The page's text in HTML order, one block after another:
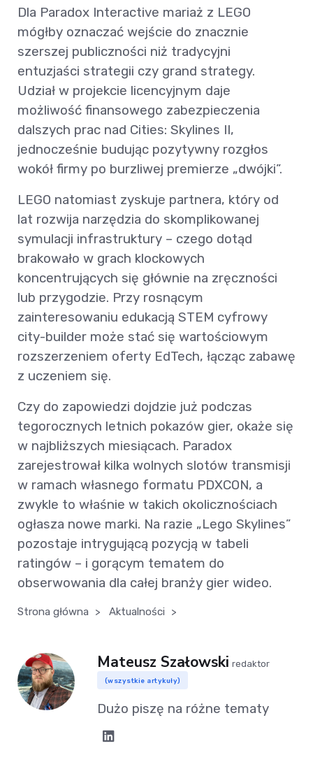
Dla Paradox Interactive mariaż z LEGO
mógłby oznaczać wejście do znacznie
szerszej publiczności niż tradycyjni
entuzjaści strategii czy grand strategy.
Udział w projekcie licencyjnym daje
możliwość finansowego zabezpieczenia
dalszych prac nad Cities: Skylines II,
jednocześnie budując pozytywny rozgłos
wokół firmy po burzliwej premierze „dwójki”.
LEGO natomiast zyskuje partnera, który od
lat rozwija narzędzia do skomplikowanej
symulacji infrastruktury – czego dotąd
brakowało w grach klockowych
koncentrujących się głównie na zręczności
lub przygodzie. Przy rosnącym
zainteresowaniu edukacją STEM cyfrowy
city-builder może stać się wartościowym
rozszerzeniem oferty EdTech, łącząc zabawę
z uczeniem się.
Czy do zapowiedzi dojdzie już podczas
tegorocznych letnich pokazów gier, okaże się
w najbliższych miesiącach. Paradox
zarejestrował kilka wolnych slotów transmisji
w ramach własnego formatu PDXCON, a
zwykle to właśnie w takich okolicznościach
ogłasza nowe marki. Na razie „Lego Skylines”
pozostaje intrygującą pozycją w tabeli
ratingów – i gorącym tematem do
obserwowania dla całej branży gier wideo.
Strona główna > Aktualności >
Mateusz Szałowski redaktor
(wszystkie artykuły)
Dużo piszę na różne tematy